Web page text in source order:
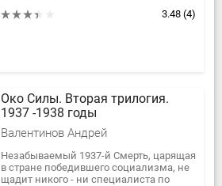
3.48 (4)
Око Силы. Вторая трилогия.
1937 -1938 годы
Валентинов Андрей
Незабываемый 1937-й Смерть, царящая
в стране победившего социализма, не
щадит никого - ни специалиста по